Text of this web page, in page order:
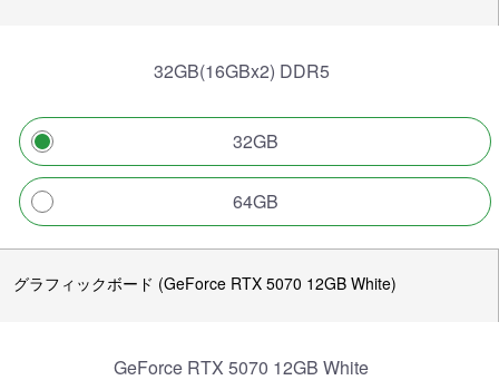
32GB(16GBx2) DDR5
32GB
64GB
グラフィックボード (GeForce RTX 5070 12GB White)
GeForce RTX 5070 12GB White